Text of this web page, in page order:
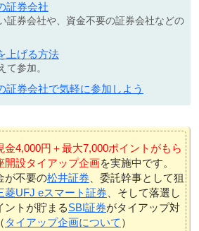
証券会社
証券会社や、資金不要の証券会社などの
上げる方法
て参加。
証券会社で気軽に参加しよう
金4,000円＋最大7,000ポイントがもら
開設タイアップ企画を実施中です。
が不要の松井証券 、委託幹事として狙
菱UFJ eスマート証券 、そして落選し
ントが貯まるSBI証券がタイアップ対
タイアップ企画について ）